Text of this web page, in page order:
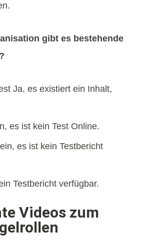
gibt es bestehende
Ja, es existiert ein Inhalt,
es ist kein Test Online.
es ist kein Testbericht
Testbericht verfügbar.
Videos zum